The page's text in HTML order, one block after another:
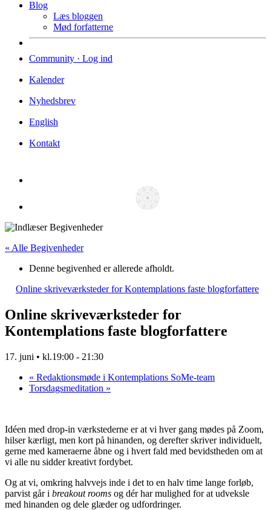
Blog
Læs bloggen
Mød forfatterne
Community · Log ind
Kalender
Nyhedsbrev
English
Kontakt
« Alle Begivenheder
Denne begivenhed er allerede afholdt.
Online skriveværksteder for Kontemplations faste blogforfattere
Online skriveværksteder for
Kontemplations faste blogforfattere
17. juni • kl.19:00 - 21:30
« Redaktionsmøde i Kontemplations SoMe-team
Torsdagsmeditation »
Idéen med drop-in værkstederne er at vi hver gang mødes på Zoom,
hilser kærligt, men kort på hinanden, og derefter skriver individuelt,
gerne med kameraerne åbne og i hvert fald med bevidstheden om at
vi alle nu sidder kreativt fordybet.
Og at vi, omkring halvvejs inde i det to en halv time lange forløb,
parvist går i breakout rooms og dér har mulighed for at udveksle
med hinanden og dele glæder og udfordringer.